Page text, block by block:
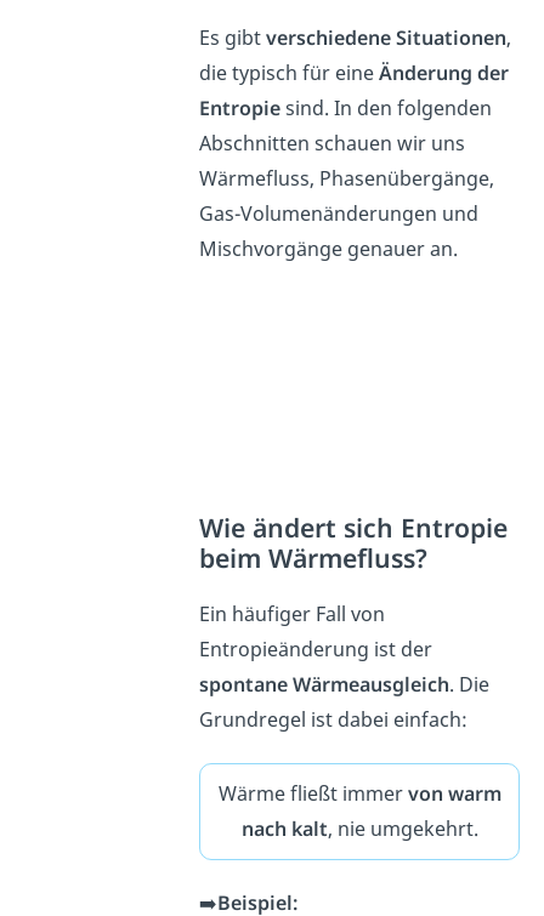
Es gibtverschiedene Situationen,
die typisch für eineÄnderung der
Entropiesind. In den folgenden
Abschnitten schauen wir uns
Wärmefluss, Phasenübergänge,
Gas-Volumenänderungen und
Mischvorgänge genauer an.
Wie ändert sich Entropie
beim Wärmefluss?
Ein häufiger Fall von
Entropieänderung ist der
spontane Wärmeausgleich. Die
Grundregel ist dabei einfach:
Wärme fließt immervon warm
nach kalt, nie umgekehrt.
➡️Beispiel: